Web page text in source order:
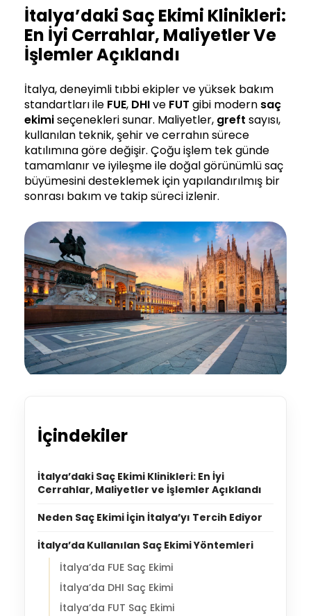
İtalya’daki Saç Ekimi Klinikleri:
En İyi Cerrahlar, Maliyetler Ve
İşlemler Açıklandı
İtalya, deneyimli tıbbi ekipler ve yüksek bakım
standartları ile FUE, DHIve FUT gibi modern saç
ekimiseçenekleri sunar. Maliyetler, greft sayısı,
kullanılan teknik, şehir ve cerrahın sürece
katılımına göre değişir. Çoğu işlem tek günde
tamamlanır ve iyileşme ile doğal görünümlü saç
büyümesini desteklemek için yapılandırılmış bir
sonrası bakım ve takip süreci izlenir.
İçindekiler
İtalya’daki Saç Ekimi Klinikleri: En İyi
Cerrahlar, Maliyetler ve İşlemler Açıklandı
Neden Saç Ekimi İçin İtalya’yı Tercih Ediyor
İtalya’da Kullanılan Saç Ekimi Yöntemleri
İtalya’da FUE Saç Ekimi
İtalya’da DHI Saç Ekimi
İtalya’da FUT Saç Ekimi